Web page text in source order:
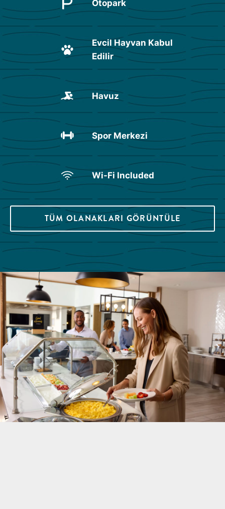
Otopark
Evcil Hayvan Kabul
Edilir
Havuz
Spor Merkezi
Wi-Fi Included
TÜM OLANAKLARI GÖRÜNTÜLE